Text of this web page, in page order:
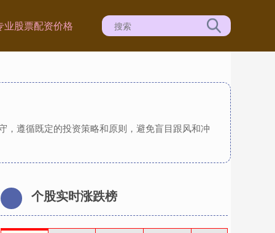
业股票配资价格
，遵循既定的投资策略和原则，避免盲目跟风和冲
个股实时涨跌榜